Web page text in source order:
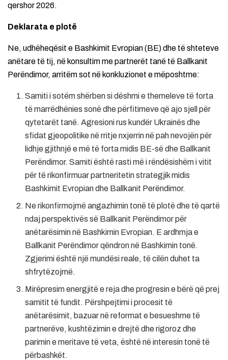
qershor 2026.
Deklarata e plotë
Ne, udhëheqësit e Bashkimit Evropian (BE) dhe të shteteve
anëtare të tij, në konsultim me partnerët tanë të Ballkanit
Perëndimor, arritëm sot në konkluzionet e mëposhtme:
Samiti i sotëm shërben si dëshmi e themeleve të forta
të marrëdhënies sonë dhe përfitimeve që ajo sjell për
qytetarët tanë. Agresioni rus kundër Ukrainës dhe
sfidat gjeopolitike në rritje nxjerrin në pah nevojën për
lidhje gjithnjë e më të forta midis BE-së dhe Ballkanit
Perëndimor. Samiti është rasti më i rëndësishëm i vitit
për të rikonfirmuar partneritetin strategjik midis
Bashkimit Evropian dhe Ballkanit Perëndimor.
Ne rikonfirmojmë angazhimin tonë të plotë dhe të qartë
ndaj perspektivës së Ballkanit Perëndimor për
anëtarësimin në Bashkimin Evropian. E ardhmja e
Ballkanit Perëndimor qëndron në Bashkimin tonë.
Zgjerimi është një mundësi reale, të cilën duhet ta
shfrytëzojmë.
Mirëpresim energjitë e reja dhe progresin e bërë që prej
samitit të fundit. Përshpejtimi i procesit të
anëtarësimit, bazuar në reformat e besueshme të
partnerëve, kushtëzimin e drejtë dhe rigoroz dhe
parimin e meritave të veta, është në interesin tonë të
përbashkët.